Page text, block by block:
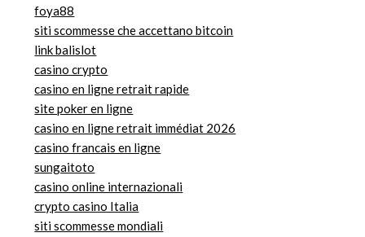
foya88
siti scommesse che accettano bitcoin
link balislot
casino crypto
casino en ligne retrait rapide
site poker en ligne
casino en ligne retrait immédiat 2026
casino francais en ligne
sungaitoto
casino online internazionali
crypto casino Italia
siti scommesse mondiali